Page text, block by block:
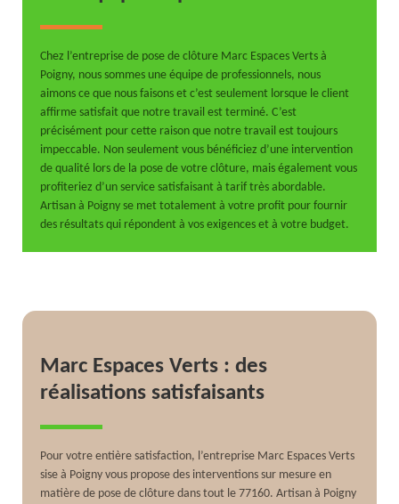
Chez l’entreprise de pose de clôture Marc Espaces Verts à
Poigny, nous sommes une équipe de professionnels, nous
aimons ce que nous faisons et c’est seulement lorsque le client
affirme satisfait que notre travail est terminé. C’est
précisément pour cette raison que notre travail est toujours
impeccable. Non seulement vous bénéficiez d’une intervention
de qualité lors de la pose de votre clôture, mais également vous
profiteriez d’un service satisfaisant à tarif très abordable.
Artisan à Poigny se met totalement à votre profit pour fournir
des résultats qui répondent à vos exigences et à votre budget.
Marc Espaces Verts : des
réalisations satisfaisants
Pour votre entière satisfaction, l’entreprise Marc Espaces Verts
sise à Poigny vous propose des interventions sur mesure en
matière de pose de clôture dans tout le 77160. Artisan à Poigny